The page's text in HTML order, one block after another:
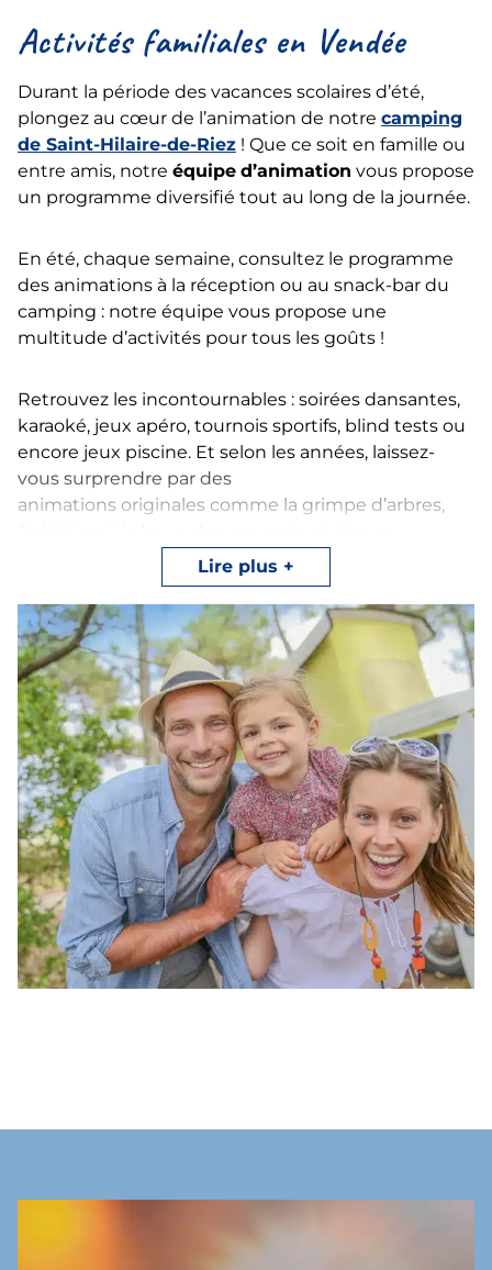
Activités familiales en Vendée
Durant la période des vacances scolaires d’été,
plongez au cœur de l’animation de notre camping
de Saint-Hilaire-de-Riez ! Que ce soit en famille ou
entre amis, notre équipe d’animation vous propose
un programme diversifié tout au long de la journée.
En été, chaque semaine, consultez le programme
des animations à la réception ou au snack-bar du
camping : notre équipe vous propose une
multitude d’activités pour tous les goûts !
Lire plus
Retrouvez les incontournables : soirées dansantes,
karaoké, jeux apéro, tournois sportifs, blind tests ou
encore jeux piscine. Et selon les années, laissez-
vous surprendre par des
animations originales comme la grimpe d’arbres,
d’hypnose, la peinture sur céramique, la marche de
l’horreur, la pêche à pied, et même un petit marché
de producteurs !
Vous aurez l’embarras du choix parmi ces activités
divertissantes.
En fin de journée, mettez vos connaissances à
l’épreuve lors de nosjeux apéroqui se déroulent
sur laterrasse du snack-bar à Saint Hilaire de
Riez.
Lesadolescents
trouveront également leur
bonheur avec nosrencontres spécialement
conçues pour eux.
En début de semaine, ces rassemblements sont
participants adolescents.